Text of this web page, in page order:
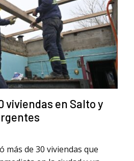
viviendas en Salto y
más de 30 viviendas que